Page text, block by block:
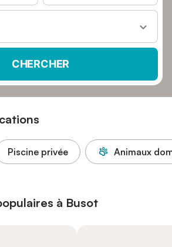
CHERCHER
Piscine privée Animaux
à Busot